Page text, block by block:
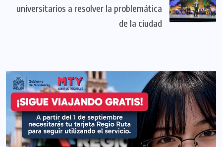
universitarios a resolver la problemática
de la ciudad